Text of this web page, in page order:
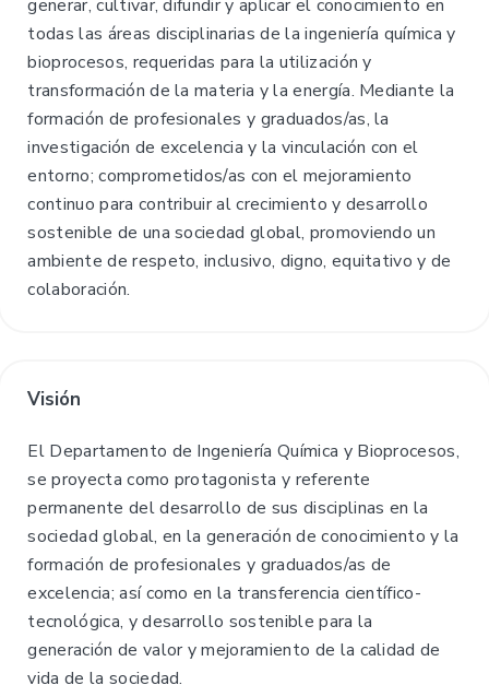
generar, cultivar, difundir y aplicar el conocimiento en
todas las áreas disciplinarias de la ingeniería química y
bioprocesos, requeridas para la utilización y
transformación de la materia y la energía. Mediante la
formación de profesionales y graduados/as, la
investigación de excelencia y la vinculación con el
entorno; comprometidos/as con el mejoramiento
continuo para contribuir al crecimiento y desarrollo
sostenible de una sociedad global, promoviendo un
ambiente de respeto, inclusivo, digno, equitativo y de
colaboración.
Visión
El Departamento de Ingeniería Química y Bioprocesos,
se proyecta como protagonista y referente
permanente del desarrollo de sus disciplinas en la
sociedad global, en la generación de conocimiento y la
formación de profesionales y graduados/as de
excelencia; así como en la transferencia científico-
tecnológica, y desarrollo sostenible para la
generación de valor y mejoramiento de la calidad de
vida de la sociedad.